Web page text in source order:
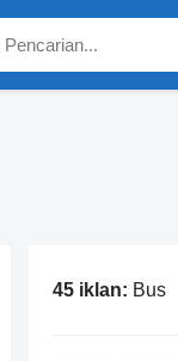
45 iklan: Bus